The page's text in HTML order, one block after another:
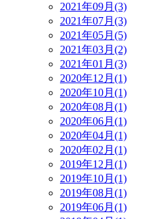
2021年09月(3)
2021年07月(3)
2021年05月(5)
2021年03月(2)
2021年01月(3)
2020年12月(1)
2020年10月(1)
2020年08月(1)
2020年06月(1)
2020年04月(1)
2020年02月(1)
2019年12月(1)
2019年10月(1)
2019年08月(1)
2019年06月(1)